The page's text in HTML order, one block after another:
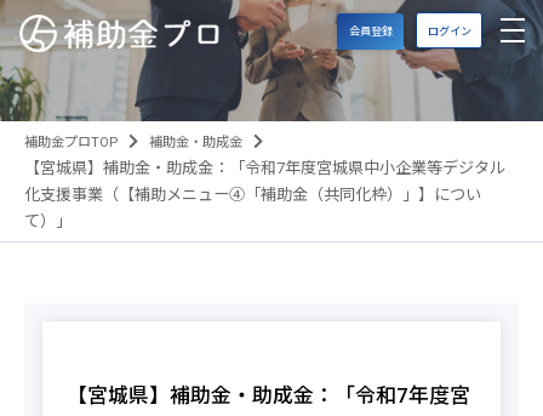
会員登録 ログイン
補助金プロTOP 補助金・助成金
【宮城県】補助金・助成金：「令和7年度宮城県中小企業等デジタル
化支援事業（【補助メニュー④「補助金（共同化枠）」】につい
て）」
【宮城県】補助金・助成金：「令和7年度宮